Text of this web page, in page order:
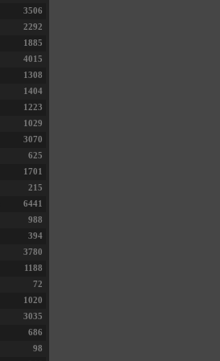
3506
2292
1885
4015
1308
1404
1223
1029
3070
625
1701
215
6441
988
394
3780
1188
72
1020
3035
686
98